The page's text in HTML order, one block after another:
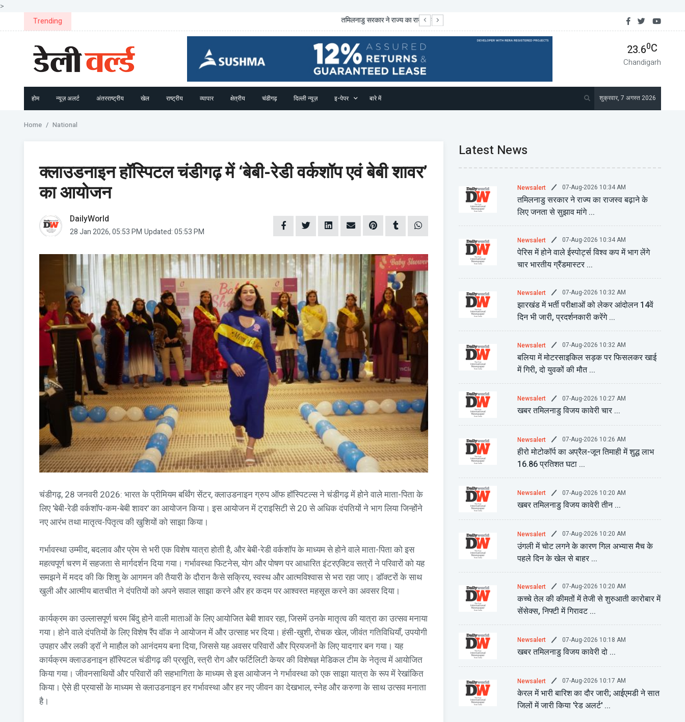
>
Trending
23.60C
Chandigarh
होम न्यूज़ अलर्ट अंतरराष्ट्रीय खेल राष्ट्रीय व्यापार क्षेत्रीय चंडीगढ़ दिल्ली न्यूज़ इ-पेपर बारे में शुक्रवार, 7 अगस्त 2026
Home National
क्लाउडनाइन हॉस्पिटल चंडीगढ़ में ‘बेबी-रेडी वर्कशॉप एवं बेबी शावर’
का आयोजन
DailyWorld
28 Jan 2026, 05:53 PM Updated: 05:53 PM
चंडीगढ़, 28 जनवरी 2026: भारत के प्रीमियम बर्थिंग सेंटर, क्लाउडनाइन ग्रुप ऑफ हॉस्पिटल्स ने चंडीगढ़ में होने वाले माता-पिता के
लिए 'बेबी-रेडी वर्कशॉप-कम-बेबी शावर' का आयोजन किया। इस आयोजन में ट्राइसिटी से 20 से अधिक दंपतियों ने भाग लिया जिन्होंने
नए आरंभ तथा मातृत्व-पितृत्व की खुशियों को साझा किया।
गर्भावस्था उम्मीद, बदलाव और प्रेम से भरी एक विशेष यात्रा होती है, और बेबी-रेडी वर्कशॉप के माध्यम से होने वाले माता-पिता को इस
महत्वपूर्ण चरण में सहजता से मार्गदर्शन दिया गया। गर्भावस्था फिटनेस, योग और पोषण पर आधारित इंटरएक्टिव सत्रों ने परिवारों को यह
समझने में मदद की कि शिशु के आगमन की तैयारी के दौरान कैसे सक्रिय, स्वस्थ और आत्मविश्वास से भरा रहा जाए। डॉक्टरों के साथ
खुली और आत्मीय बातचीत ने दंपतियों को अपने सवाल साझा करने और हर कदम पर आश्वस्त महसूस करने का अवसर दिया।
कार्यक्रम का उल्लासपूर्ण चरम बिंदु होने वाली माताओं के लिए आयोजित बेबी शावर रहा, जिसमें उनके मातृत्व की यात्रा का उत्सव मनाया
गया। होने वाले दंपतियों के लिए विशेष रैंप वॉक ने आयोजन में और उत्साह भर दिया। हंसी-खुशी, रोचक खेल, जीवंत गतिविधियाँ, उपयोगी
उपहार और लकी ड्रॉ ने माहौल को आनंदमय बना दिया, जिससे यह अवसर परिवारों और प्रियजनों के लिए यादगार बन गया। यह
कार्यक्रम क्लाउडनाइन हॉस्पिटल चंडीगढ़ की प्रसूति, स्त्री रोग और फर्टिलिटी केयर की विशेषज्ञ मेडिकल टीम के नेतृत्व में आयोजित
किया गया। जीवनसाथियों और परिवारों की सहभागिता के माध्यम से इस आयोजन ने गर्भावस्था को एक साझा यात्रा के रूप में रेखांकित
किया। ऐसे ही प्रयासों के माध्यम से क्लाउडनाइन हर गर्भावस्था और हर नए जीवन का देखभाल, स्नेह और करुणा के साथ उत्सव मनाता
है।
Latest News
Newsalert 07-Aug-2026 10:34 AM
तमिलनाडु सरकार ने राज्य का राजस्व बढ़ाने के
लिए जनता से सुझाव मांगे ...
Newsalert 07-Aug-2026 10:34 AM
पेरिस में होने वाले ईस्पोर्ट्स विश्व कप में भाग लेंगे
चार भारतीय ग्रैंडमास्टर ...
Newsalert 07-Aug-2026 10:32 AM
झारखंड में भर्ती परीक्षाओं को लेकर आंदोलन 14वें
दिन भी जारी, प्रदर्शनकारी करेंगे ...
Newsalert 07-Aug-2026 10:32 AM
बलिया में मोटरसाइकिल सड़क पर फिसलकर खाई
में गिरी, दो युवकों की मौत ...
Newsalert 07-Aug-2026 10:27 AM
खबर तमिलनाडु विजय कावेरी चार ...
Newsalert 07-Aug-2026 10:26 AM
हीरो मोटोकॉर्प का अप्रैल-जून तिमाही में शुद्ध लाभ
16.86 प्रतिशत घटा ...
Newsalert 07-Aug-2026 10:20 AM
खबर तमिलनाडु विजय कावेरी तीन ...
Newsalert 07-Aug-2026 10:20 AM
उंगली में चोट लगने के कारण गिल अभ्यास मैच के
पहले दिन के खेल से बाहर ...
Newsalert 07-Aug-2026 10:20 AM
कच्चे तेल की कीमतों में तेजी से शुरुआती कारोबार में
सेंसेक्स, निफ्टी में गिरावट ...
Newsalert 07-Aug-2026 10:18 AM
खबर तमिलनाडु विजय कावेरी दो ...
Newsalert 07-Aug-2026 10:17 AM
केरल में भारी बारिश का दौर जारी; आईएमडी ने सात
जिलों में जारी किया 'रेड अलर्ट' ...